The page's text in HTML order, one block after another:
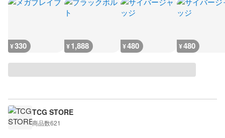
¥330 ¥1,888 ¥480 ¥480
TCG STORE
商品数621